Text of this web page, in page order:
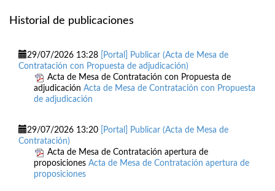
Historial de publicaciones
29/07/2026 13:28
[Portal] Publicar (Acta de Mesa de
Contratación con Propuesta de adjudicación)
Acta de Mesa de Contratación con Propuesta de
adjudicación Acta de Mesa de Contratación con Propuesta
de adjudicación
29/07/2026 13:20
[Portal] Publicar (Acta de Mesa de
Contratación)
Acta de Mesa de Contratación apertura de
proposiciones Acta de Mesa de Contratación apertura de
proposiciones